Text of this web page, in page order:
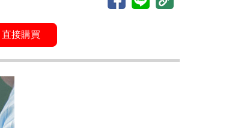
直接購買